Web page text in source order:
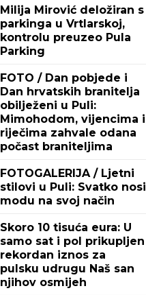
Milija Mirović deložiran s
parkinga u Vrtlarskoj,
kontrolu preuzeo Pula
Parking
FOTO / Dan pobjede i
Dan hrvatskih branitelja
obilježeni u Puli:
Mimohodom, vijencima i
riječima zahvale odana
počast braniteljima
FOTOGALERIJA / Ljetni
stilovi u Puli: Svatko nosi
modu na svoj način
Skoro 10 tisuća eura: U
samo sat i pol prikupljen
rekordan iznos za
pulsku udrugu Naš san
njihov osmijeh